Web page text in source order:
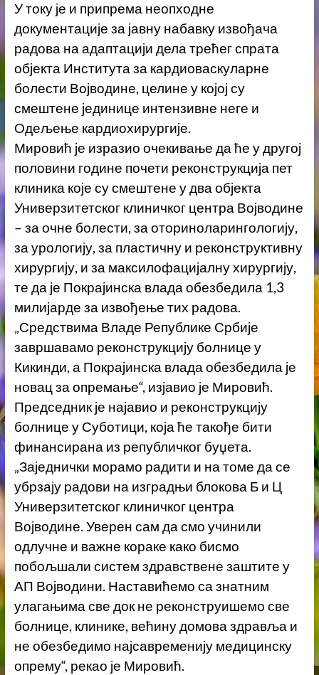
У току је и припрема неопходне
документације за јавну набавку извођача
радова на адаптацији дела трећег спрата
објекта Института за кардиоваскуларне
болести Војводине, целине у којој су
смештене јединице интензивне неге и
Одељење кардиохирургије.
Мировић је изразио очекивање да ће у другој
половини године почети реконструкција пет
клиника које су смештене у два објекта
Универзитетског клиничког центра Војводине
– за очне болести, за оториноларингологију,
за урологију, за пластичну и реконструктивну
хирургију, и за максилофацијалну хирургију,
те да је Покрајинска влада обезбедила 1,3
милијарде за извођење тих радова.
„Средствима Владе Републике Србије
завршавамо реконструкцију болнице у
Кикинди, а Покрајинска влада обезбедила је
новац за опремање“, изјавио је Мировић.
Председник је најавио и реконструкцију
болнице у Суботици, која ће такође бити
финансирана из републичког буџета.
„Заједнички морамо радити и на томе да се
убрзају радови на изградњи блокова Б и Ц
Универзитетског клиничког центра
Војводине. Уверен сам да смо учинили
одлучне и важне кораке како бисмо
побољшали систем здравствене заштите у
АП Војводини. Наставићемо са знатним
улагањима све док не реконструишемо све
болнице, клинике, већину домова здравља и
не обезбедимо најсавременију медицинску
опрему“, рекао је Мировић.